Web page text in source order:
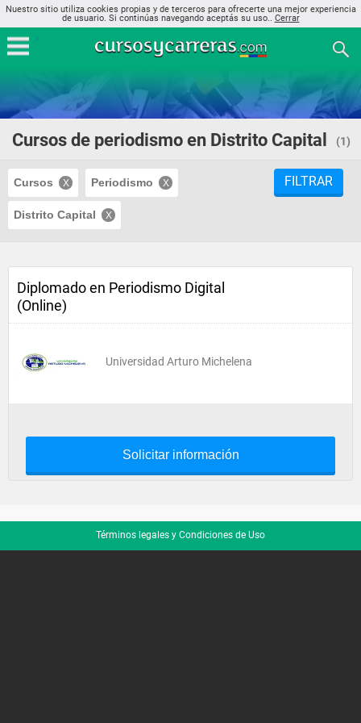
Nuestro sitio utiliza cookies propias y de terceros para ofrecerte una mejor experiencia
de usuario. Si continúas navegando aceptás su uso.. Cerrar
Cursos de periodismo en Distrito Capital (1)
Cursos Periodismo
Distrito Capital
FILTRAR
Diplomado en Periodismo Digital
(Online)
Universidad Arturo Michelena
Solicitar información
Términos legales y Condiciones de Uso